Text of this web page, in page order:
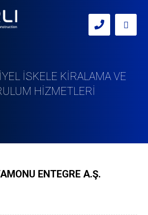
İSKELE KİRALAMA VE
HİZMETLERİ
ENTEGRE A.Ş.